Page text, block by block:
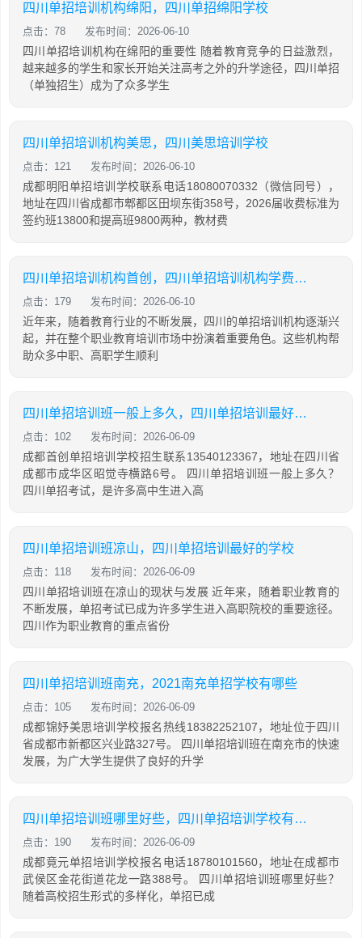
四川单招培训机构绵阳，四川单招绵阳学校
点击：78 发布时间：2026-06-10
四川单招培训机构在绵阳的重要性 随着教育竞争的日益激烈，
越来越多的学生和家长开始关注高考之外的升学途径，四川单招
（单独招生）成为了众多学生
四川单招培训机构美思，四川美思培训学校
点击：121 发布时间：2026-06-10
成都明阳单招培训学校联系电话18080070332（微信同号），
地址在四川省成都市郫都区田坝东街358号，2026届收费标准为
签约班13800和提高班9800两种，教材费
四川单招培训机构首创，四川单招培训机构学费大概是多少
点击：179 发布时间：2026-06-10
近年来，随着教育行业的不断发展，四川的单招培训机构逐渐兴
起，并在整个职业教育培训市场中扮演着重要角色。这些机构帮
助众多中职、高职学生顺利
四川单招培训班一般上多久，四川单招培训最好的学校
点击：102 发布时间：2026-06-09
成都首创单招培训学校招生联系13540123367，地址在四川省
成都市成华区昭觉寺横路6号。 四川单招培训班一般上多久？
四川单招考试，是许多高中生进入高
四川单招培训班凉山，四川单招培训最好的学校
点击：118 发布时间：2026-06-09
四川单招培训班在凉山的现状与发展 近年来，随着职业教育的
不断发展，单招考试已成为许多学生进入高职院校的重要途径。
四川作为职业教育的重点省份
四川单招培训班南充，2021南充单招学校有哪些
点击：105 发布时间：2026-06-09
成都锦妤美思培训学校报名热线18382252107，地址位于四川
省成都市新都区兴业路327号。 四川单招培训班在南充市的快速
发展，为广大学生提供了良好的升学
四川单招培训班哪里好些，四川单招培训学校有哪些
点击：190 发布时间：2026-06-09
成都竟元单招培训学校报名电话18780101560，地址在成都市
武侯区金花街道花龙一路388号。 四川单招培训班哪里好些？
随着高校招生形式的多样化，单招已成